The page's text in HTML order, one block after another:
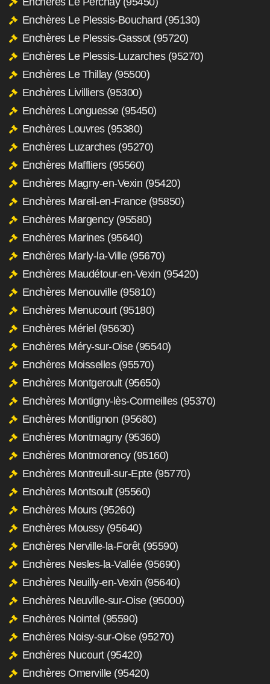
Enchères Le Plessis-Bouchard (95130)
Enchères Le Plessis-Gassot (95720)
Enchères Le Plessis-Luzarches (95270)
Enchères Le Thillay (95500)
Enchères Livilliers (95300)
Enchères Longuesse (95450)
Enchères Louvres (95380)
Enchères Luzarches (95270)
Enchères Maffliers (95560)
Enchères Magny-en-Vexin (95420)
Enchères Mareil-en-France (95850)
Enchères Margency (95580)
Enchères Marines (95640)
Enchères Marly-la-Ville (95670)
Enchères Maudétour-en-Vexin (95420)
Enchères Menouville (95810)
Enchères Menucourt (95180)
Enchères Mériel (95630)
Enchères Méry-sur-Oise (95540)
Enchères Moisselles (95570)
Enchères Montgeroult (95650)
Enchères Montigny-lès-Cormeilles (95370)
Enchères Montlignon (95680)
Enchères Montmagny (95360)
Enchères Montmorency (95160)
Enchères Montreuil-sur-Epte (95770)
Enchères Montsoult (95560)
Enchères Mours (95260)
Enchères Moussy (95640)
Enchères Nerville-la-Forêt (95590)
Enchères Nesles-la-Vallée (95690)
Enchères Neuilly-en-Vexin (95640)
Enchères Neuville-sur-Oise (95000)
Enchères Nointel (95590)
Enchères Noisy-sur-Oise (95270)
Enchères Nucourt (95420)
Enchères Omerville (95420)